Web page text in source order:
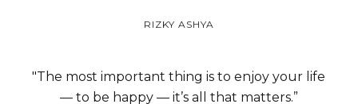
RIZKY ASHYA
"The most important thing is to enjoy your life
— to be happy — it’s all that matters.”